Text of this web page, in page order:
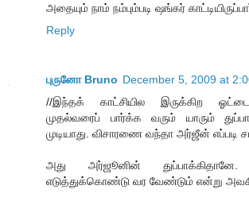
அதையும் நாம் நம்பும்படி ஷங்கர்
Reply
புருனோ Bruno December 5, 2009 at
//இந்தக் காட்சியில இருக்கிற
முதல்வரைப் பார்க்க வரும் யாரும்
முடியாது. விசாரணை வந்தா அர்ஜீன் எப்படி
அது அர்ஜூனின்
எடுத்துக்கொண்டு வர வேண்டும் என்று